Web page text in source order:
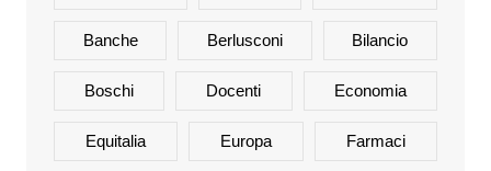
Banche Berlusconi Bilancio
Boschi Docenti Economia
Equitalia Europa Farmaci